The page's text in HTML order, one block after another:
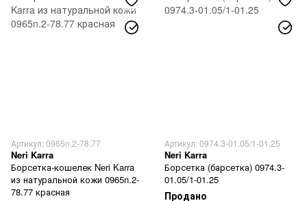
Артикул: 0965n.2-78.77
Neri Karra
Борсетка-кошелек Neri Karra
из натуральной кожи 0965n.2-
78.77 красная
Артикул: 0974.3-01.05/1-01.25
Neri Karra
Борсетка (барсетка) 0974.3-
01.05/1-01.25
Продано